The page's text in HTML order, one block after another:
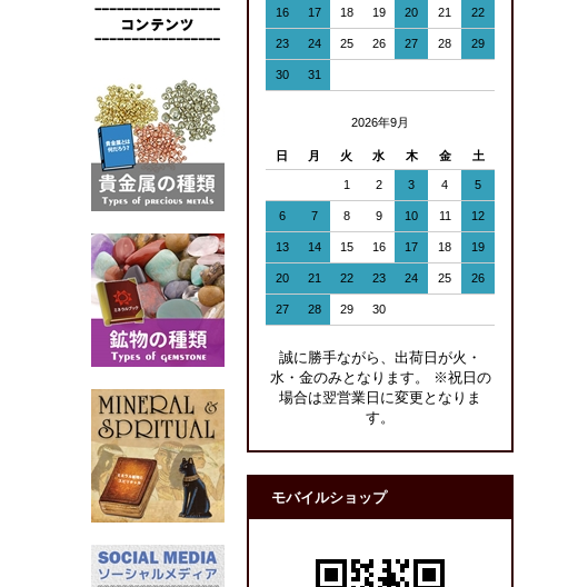
16 17 18 19 20 21 22
23 24 25 26 27 28 29
30 31
2026年9月
日 月 火 水 木 金 土
1 2 3 4 5
6 7 8 9 10 11 12
13 14 15 16 17 18 19
20 21 22 23 24 25 26
27 28 29 30
誠に勝手ながら、出荷日が火・
水・金のみとなります。 ※祝日の
場合は翌営業日に変更となりま
す。
モバイルショップ